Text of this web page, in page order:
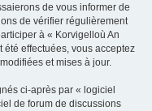
de vous informer de
de vérifier régulièrement
à « Korvigelloù An
été effectuées, vous acceptez
et mises à jour.
ci-après par « logiciel
de forum de discussions